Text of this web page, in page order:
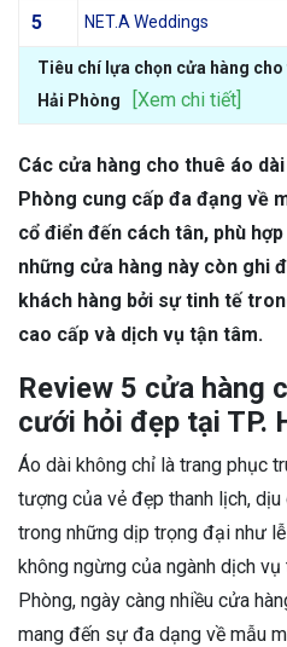
5 NET.A Weddings
Tiêu chí lựa chọn cửa hàng
Hải Phòng
[Xem chi tiết]
Các cửa hàng cho thuê áo
Phòng cung cấp đa đạng về
cổ điển đến cách tân, phù
những cửa hàng này còn ghi
khách hàng bởi sự tinh tế
cao cấp và dịch vụ tận tâm.
Review 5 cửa hàng
cưới hỏi đẹp tại TP.
Áo dài không chỉ là trang phục
tượng của vẻ đẹp thanh lịch,
trong những dịp trọng đại như
không ngừng của ngành dịch
Phòng, ngày càng nhiều cửa
mang đến sự đa dạng về mẫu